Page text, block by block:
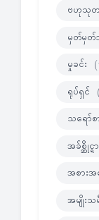
ဗဟုသုတ
မှတ်မှတ်သ
မှုခင်း
ရုပ်ရှင်
သရော်စ
အခ်စ္ဆိုင္ရာ
အစား
အမျိုးသ